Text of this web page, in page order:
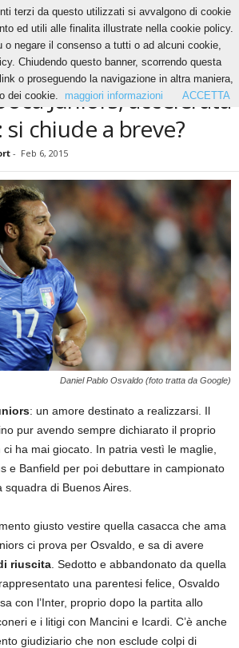
Boca Juniors, accelerata improvvisa: si chiude a breve?
Juniors, accelerata
chiude a breve?
- Feb 6, 2015
Daniel Pablo Osvaldo (foto tratta da Google)
: un amore destinato a realizzarsi. Il
pur avendo sempre dichiarato il proprio
ha mai giocato. In patria vestì le maglie,
e Banfield per poi debuttare in campionato
squadra di Buenos Aires.
giusto vestire quella casacca che ama
ci prova per Osvaldo, e sa di avere
riuscita . Sedotto e abbandonato da quella
una parentesi felice, Osvaldo
con l’Inter, proprio dopo la partita allo
e i litigi con Mancini e Icardi. C’è anche
giudiziario che non esclude colpi di
terzi da questo utilizzati si avvalgono di cookie
ed utili alle finalita illustrate nella cookie policy.
o negare il consenso a tutti o ad alcuni cookie,
Chiudendo questo banner, scorrendo questa
o proseguendo la navigazione in altra maniera,
dei cookie.
maggiori informazioni ACCETTA